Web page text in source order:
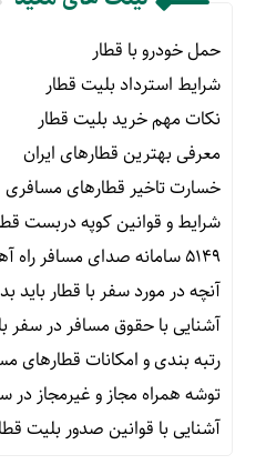
حمل خودرو با قطار
شرایط استرداد بلیت قطار
نکات مهم خرید بلیت قطار
معرفی بهترین قطارهای ایران
خسارت تاخیر قطارهای مسافری
شرایط و قوانین کوپه دربست
۵۱۴۹ سامانه صدای مسافر راه آهن
آنچه در مورد سفر با قطار باید
آشنایی با حقوق مسافر در سفر
رتبه بندی و امکانات قطارهای
توشه همراه مجاز و غیرمجاز در
آشنایی با قوانین صدور بلیت